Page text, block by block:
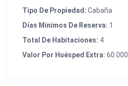
Tipo De Propiedad: Cabaña
Días Mínimos De Reserva: 1
Total De Habitaciones: 4
Valor Por Huésped Extra: 60.000